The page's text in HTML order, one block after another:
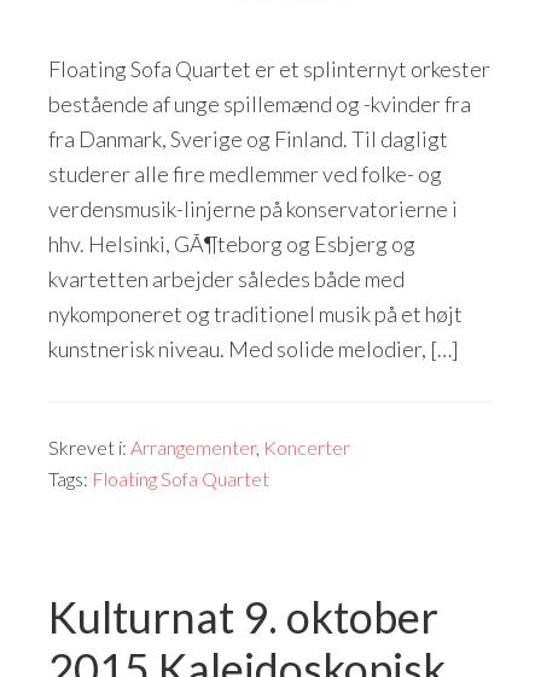
Floating Sofa Quartet er et splinternyt orkester
bestående af unge spillemænd og -kvinder fra
fra Danmark, Sverige og Finland. Til dagligt
studerer alle fire medlemmer ved folke- og
verdensmusik-linjerne på konservatorierne i
hhv. Helsinki, GÃ¶teborg og Esbjerg og
kvartetten arbejder således både med
nykomponeret og traditionel musik på et højt
kunstnerisk niveau. Med solide melodier, […]
Skrevet i: Arrangementer, Koncerter
Tags: Floating Sofa Quartet
Kulturnat 9. oktober